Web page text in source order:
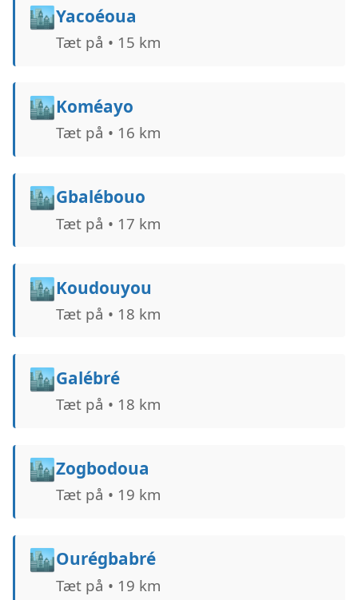
🏙️Yacoéoua
Tæt på • 15 km
🏙️Koméayo
Tæt på • 16 km
🏙️Gbalébouo
Tæt på • 17 km
🏙️Koudouyou
Tæt på • 18 km
🏙️Galébré
Tæt på • 18 km
🏙️Zogbodoua
Tæt på • 19 km
🏙️Ourégbabré
Tæt på • 19 km